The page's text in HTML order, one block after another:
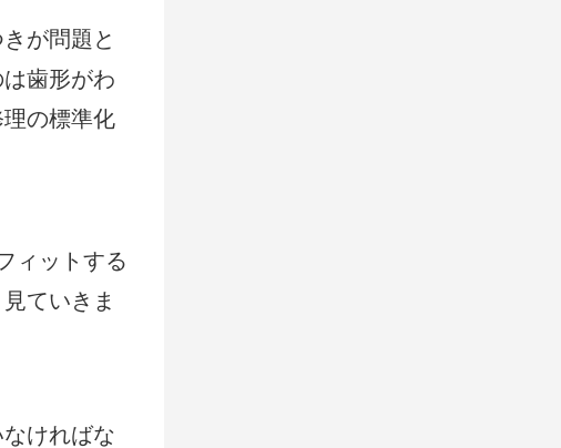
が問題と
歯形がわ
の標準化
ィットする
ていきま
ければな